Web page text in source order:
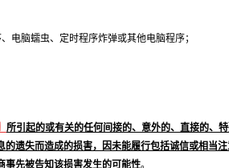
电脑蠕虫、定时程序炸弹或其他电脑程序；
所引起的或有关的任何间接的、意外的、直接的、
遗失而造成的损害，因未能履行包括诚信或相当
事先被告知该损害发生的可能性。